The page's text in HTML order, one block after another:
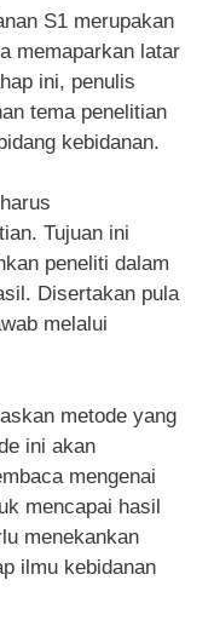
S1 merupakan
memaparkan latar
ini, penulis
tema penelitian
kebidanan.
Tujuan ini
peneliti dalam
Disertakan pula
melalui
metode yang
ini akan
mengenai
mencapai hasil
menekankan
ilmu kebidanan